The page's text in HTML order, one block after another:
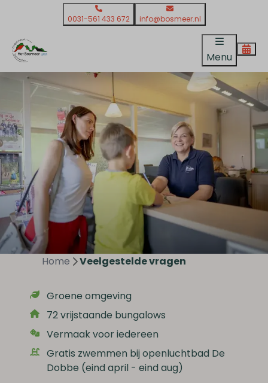
0031-561 433 672 info@bosmeer.nl
Menu
Home Veelgestelde vragen
Groene omgeving
72 vrijstaande bungalows
Vermaak voor iedereen
Gratis zwemmen bij openluchtbad De
Dobbe (eind april - eind aug)